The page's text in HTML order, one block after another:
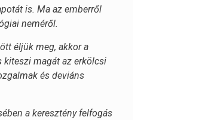
is. Ma az emberről
neméről.
éljük meg, akkor a
kiteszi magát az erkölcsi
és deviáns
a keresztény felfogás